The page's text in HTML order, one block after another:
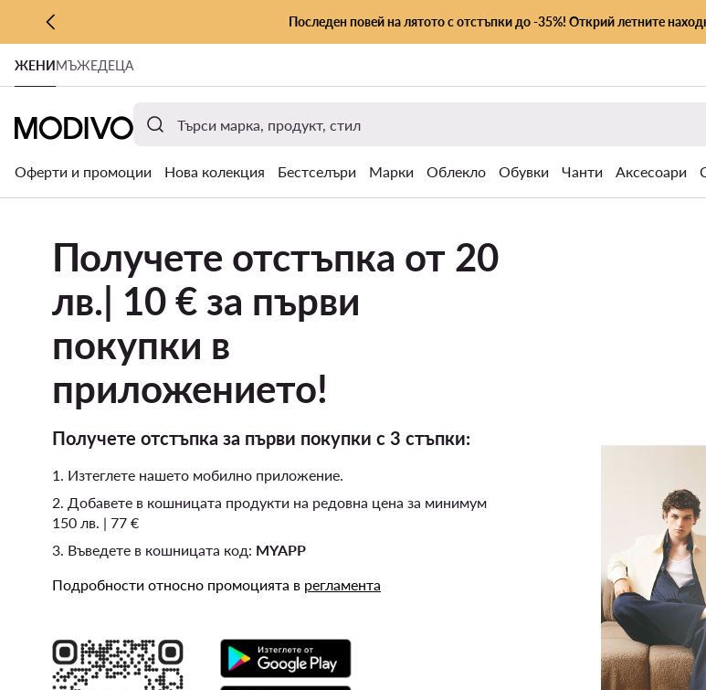
КЪМ ОСНОВНОТО СЪДЪРЖАНИЕ
КЪМ ТЪРСЕНЕ
Последен повей на лятото с отстъпки до -35%! Открий летните
ЖЕНИМЪЖЕДЕЦА
Оферти и промоции Нова колекция Бестселъри Марки Облекло Обувки Чанти Аксесоари
Получете отстъпка от 20
лв.| 10 € за първи
покупки в
приложението!
Получете отстъпка за първи покупки с 3 стъпки:
1. Изтеглете нашето мобилно приложение.
2. Добавете в кошницата продукти на редовна цена за минимум
150 лв. | 77 €
3. Въведете в кошницата код: MYAPP
Подробности относно промоцията в регламента